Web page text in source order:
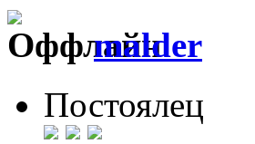
malder
Постоялец